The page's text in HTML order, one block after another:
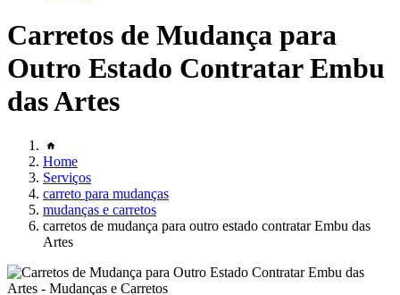
Carretos de Mudança para
Outro Estado Contratar Embu
das Artes
Home
Serviços
carreto para mudanças
mudanças e carretos
carretos de mudança para outro estado contratar Embu das
Artes